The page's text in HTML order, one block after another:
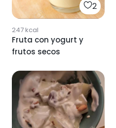
2
247kcal
Fruta con yogurt y
frutos secos